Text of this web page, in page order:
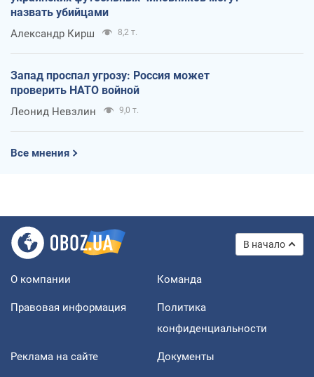
назвать убийцами
Александр Кирш 8,2 т.
Запад проспал угрозу: Россия может
проверить НАТО войной
Леонид Невзлин 9,0 т.
Все мнения
В начало
О компании Команда
Правовая информация
Политика
конфиденциальности
Реклама на сайте Документы